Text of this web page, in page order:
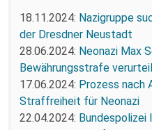
18.11.2024: Nazigruppe
der Dresdner Neustadt
28.06.2024: Neonazi Max
Bewährungsstrafe
17.06.2024: Prozess nach
Straffreiheit für Neonazi
22.04.2024: Bundespolizei